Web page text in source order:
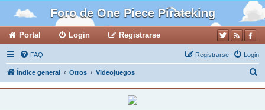
Foro de One Piece Pirateking
Portal Login Registrarse
FAQ Login
Registrarse
Índice general Otros Videojuegos